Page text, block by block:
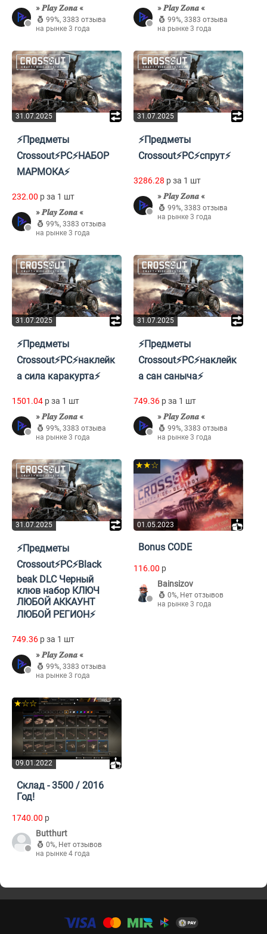
» 𝑷𝒍𝒂𝒚 𝒁𝒐𝒏𝒂 «
99%, 3383 отзыва
на рынке 3 года
» 𝑷𝒍𝒂𝒚 𝒁𝒐𝒏𝒂 «
99%, 3383 отзыва
на рынке 3 года
31.07.2025
⚡Предметы
Crossout⚡PC⚡НАБОР
МАРМОКА⚡
232.00 p за 1 шт
» 𝑷𝒍𝒂𝒚 𝒁𝒐𝒏𝒂 «
99%, 3383 отзыва
на рынке 3 года
31.07.2025
⚡Предметы
Crossout⚡PC⚡спрут⚡
3286.28 p за 1 шт
» 𝑷𝒍𝒂𝒚 𝒁𝒐𝒏𝒂 «
99%, 3383 отзыва
на рынке 3 года
31.07.2025
⚡Предметы
Crossout⚡PC⚡наклейк
а сила каракурта⚡
1501.04 p за 1 шт
» 𝑷𝒍𝒂𝒚 𝒁𝒐𝒏𝒂 «
99%, 3383 отзыва
на рынке 3 года
31.07.2025
⚡Предметы
Crossout⚡PC⚡наклейк
а сан саныча⚡
749.36 p за 1 шт
» 𝑷𝒍𝒂𝒚 𝒁𝒐𝒏𝒂 «
99%, 3383 отзыва
на рынке 3 года
31.07.2025
⚡Предметы
Crossout⚡PC⚡Black
beak DLC Черный
клюв набор КЛЮЧ
ЛЮБОЙ АККАУНТ
ЛЮБОЙ РЕГИОН⚡
749.36 p за 1 шт
» 𝑷𝒍𝒂𝒚 𝒁𝒐𝒏𝒂 «
99%, 3383 отзыва
на рынке 3 года
01.05.2023
★★☆
Bonus CODE
116.00 p
Bainsizov
0%, Нет отзывов
на рынке 3 года
09.01.2022
★☆☆
Склад - 3500 / 2016
Год!
1740.00 p
Butthurt
0%, Нет отзывов
на рынке 4 года